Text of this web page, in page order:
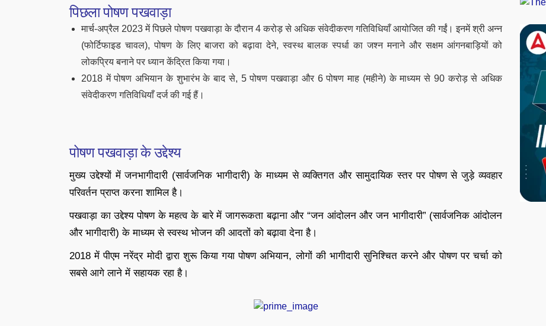
पिछला पोषण पखवाड़ा
मार्च-अप्रैल 2023 में पिछले पोषण पखवाड़ा के दौरान 4 करोड़ से अधिक संवेदीकरण गतिविधियाँ आयोजित की गईं। इनमें श्री अन्न
(फोर्टिफाइड चावल), पोषण के लिए बाजरा को बढ़ावा देने, स्वस्थ बालक स्पर्धा का जश्न मनाने और सक्षम आंगनबाड़ियों को
लोकप्रिय बनाने पर ध्यान केंद्रित किया गया।
2018 में पोषण अभियान के शुभारंभ के बाद से, 5 पोषण पखवाड़ा और 6 पोषण माह (महीने) के माध्यम से 90 करोड़ से अधिक
संवेदीकरण गतिविधियाँ दर्ज की गई हैं।
पोषण पखवाड़ा के उद्देश्य
मुख्य उद्देश्यों में जनभागीदारी (सार्वजनिक भागीदारी) के माध्यम से व्यक्तिगत और सामुदायिक स्तर पर पोषण से जुड़े व्यवहार
परिवर्तन प्राप्त करना शामिल है।
पखवाड़ा का उद्देश्य पोषण के महत्व के बारे में जागरूकता बढ़ाना और “जन आंदोलन और जन भागीदारी” (सार्वजनिक आंदोलन
और भागीदारी) के माध्यम से स्वस्थ भोजन की आदतों को बढ़ावा देना है।
2018 में पीएम नरेंद्र मोदी द्वारा शुरू किया गया पोषण अभियान, लोगों की भागीदारी सुनिश्चित करने और पोषण पर चर्चा को
सबसे आगे लाने में सहायक रहा है।